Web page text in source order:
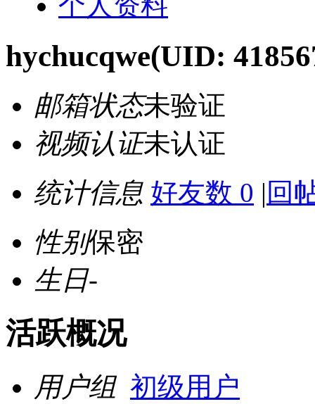
hychucqwe(UID:
邮箱状态未验证
视频认证未认证
统计信息 好友数 0 | 回
性别保密
生日-
活跃概况
用户组 初级用户